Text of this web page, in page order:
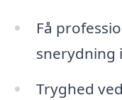
Få
snerydning
Tryghed